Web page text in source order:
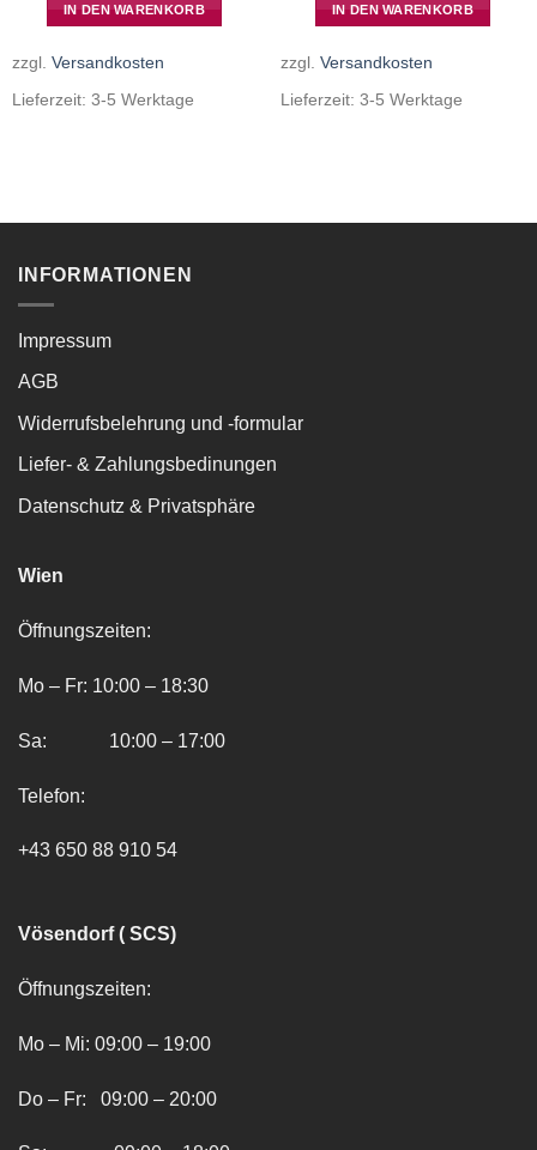
IN DEN WARENKORB
zzgl. Versandkosten
Lieferzeit: 3-5 Werktage
IN DEN WARENKORB
zzgl. Versandkosten
Lieferzeit: 3-5 Werktage
INFORMATIONEN
Impressum
AGB
Widerrufsbelehrung und -formular
Liefer- & Zahlungsbedinungen
Datenschutz & Privatsphäre
Wien
Öffnungszeiten:
Mo – Fr: 10:00 – 18:30
Sa: 10:00 – 17:00
Telefon:
+43 650 88 910 54
Vösendorf ( SCS)
Öffnungszeiten:
Mo – Mi: 09:00 – 19:00
Do – Fr: 09:00 – 20:00